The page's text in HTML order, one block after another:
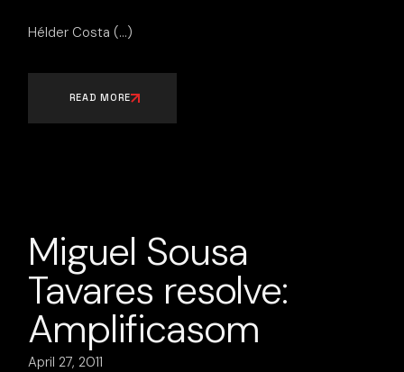
Hélder Costa
READ MORE
Miguel Sousa
Tavares resolve:
Amplificasom
April 27, 2011